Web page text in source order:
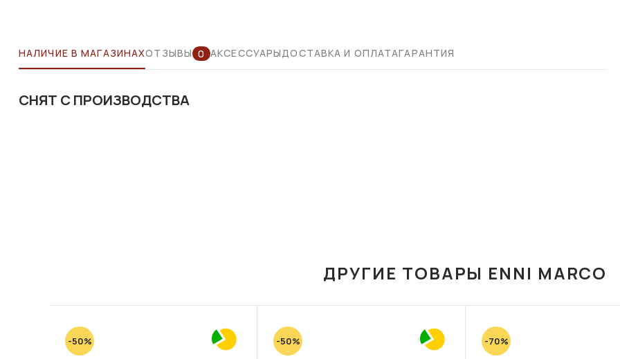
НАЛИЧИЕ В МАГАЗИНАХОТЗЫВЫ 0 АКСЕССУАРЫДОСТАВКА И ОПЛАТАГАРАНТИЯ
СНЯТ С ПРОИЗВОДСТВА
ДРУГИЕ ТОВАРЫ ENNI MARCO
-50% -50% -70%